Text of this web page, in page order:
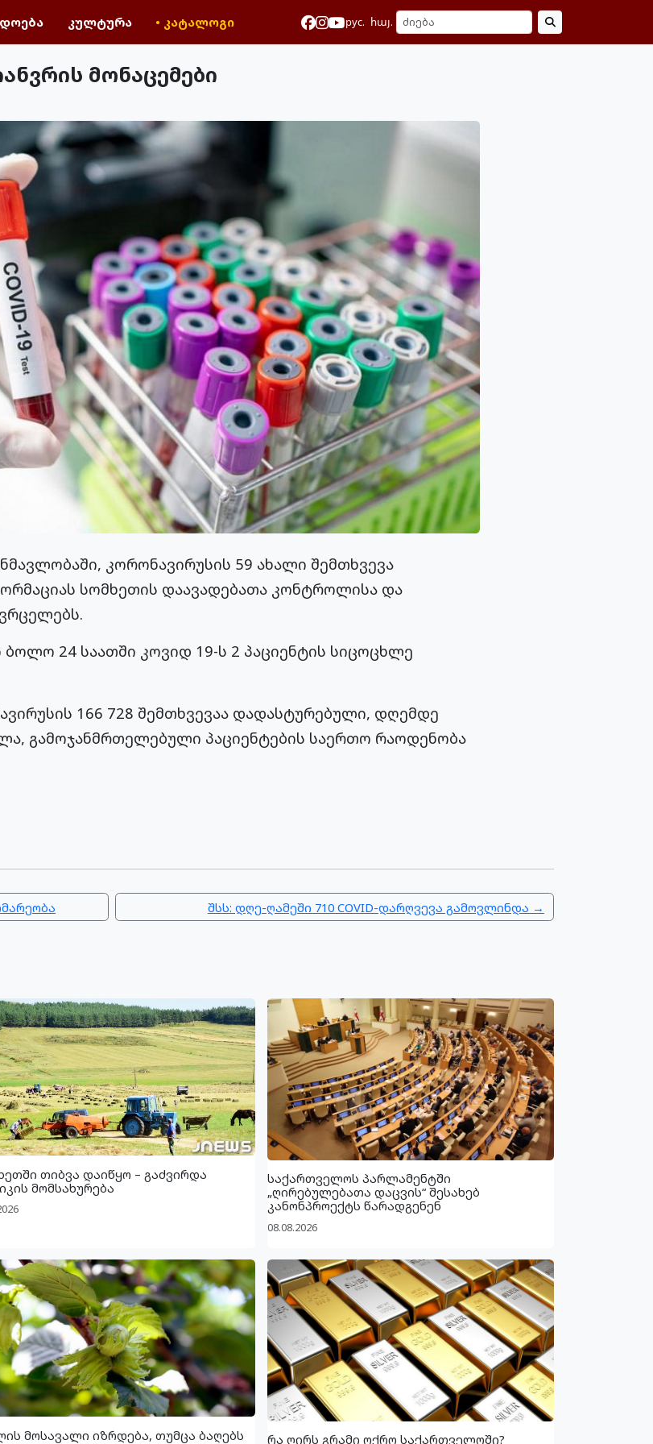
კულტურა • კატალოგი рус. հայ.
მონაცემები
კორონავირუსის 59 ახალი შემთხვევა
სომხეთის დაავადებათა კონტროლისა და
ბოლო 24 საათში კოვიდ 19-ს 2 პაციენტის სიცოცხლე
166 728 შემთხვევაა დადასტურებული, დღემდე
გამოჯანმრთელებული პაციენტების საერთო რაოდენობა
შსს: დღე-ღამეში 710 COVID-დარღვევა გამოვლინდა →
თიბვა დაიწყო – გაძვირდა
მომსახურება
საქართველოს პარლამენტში
„ღირებულებათა დაცვის“ შესახებ
კანონპროექტს წარადგენენ
08.08.2026
მოსავალი იზრდება, თუმცა ბაღებს
რა ღირს გრამი ოქრო საქართველოში?